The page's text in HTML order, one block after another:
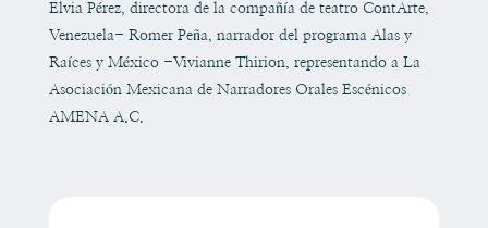
Elvia Pérez, directora de la compañía de teatro ContArte,
Venezuela- Romer Peña, narrador del programa Alas y
Raíces y México -Vivianne Thirion, representando a La
Asociación Mexicana de Narradores Orales Escénicos
AMENA A.C.